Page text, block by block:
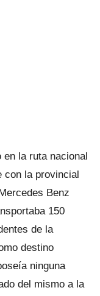
en la ruta nacional
con la provincial
Benz
150
de la
destino
ninguna
del mismo a la